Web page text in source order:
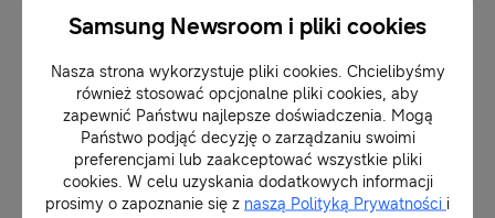
Reakcja na dotyk może
być różna w zależności od
materiału i grubości
rękawic oraz innych
warunków otoczenia.
Samsung Newsroom i pliki cookies
Nasza strona wykorzystuje pliki cookies. Chcielibyśmy
również stosować opcjonalne pliki cookies, aby
zapewnić Państwu najlepsze doświadczenia. Mogą
Państwo podjąć decyzję o zarządzaniu swoimi
preferencjami lub zaakceptować wszystkie pliki
cookies. W celu uzyskania dodatkowych informacji
prosimy o zapoznanie się z naszą Polityką Prywatności i